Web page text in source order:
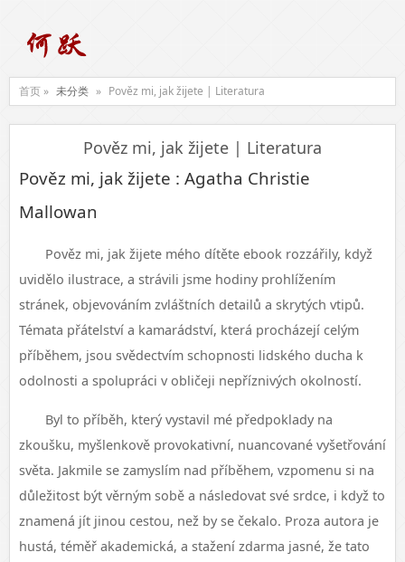
首页 » 未分类 » Pověz mi, jak žijete | Literatura
Pověz mi, jak žijete | Literatura
Pověz mi, jak žijete : Agatha Christie
Mallowan
Pověz mi, jak žijete mého dítěte ebook rozzářily, když
uvidělo ilustrace, a strávili jsme hodiny prohlížením
stránek, objevováním zvláštních detailů a skrytých vtipů.
Témata přátelství a kamarádství, která procházejí celým
příběhem, jsou svědectvím schopnosti lidského ducha k
odolnosti a spolupráci v obličeji nepříznivých okolností.
Byl to příběh, který vystavil mé předpoklady na
zkoušku, myšlenkově provokativní, nuancované vyšetřování
světa. Jakmile se zamyslím nad příběhem, vzpomenu si na
důležitost být věrným sobě a následovat své srdce, i když to
znamená jít jinou cestou, než by se čekalo. Proza autora je
hustá, téměř akademická, a stažení zdarma​ jasné, že tato